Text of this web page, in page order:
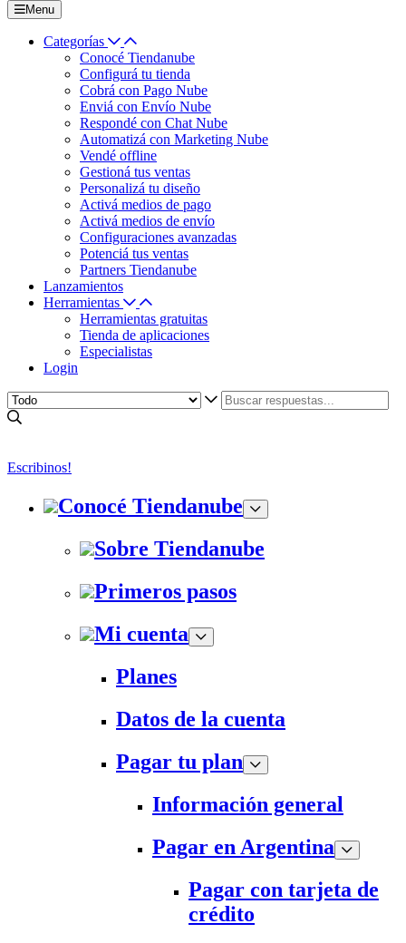
Menu
Categorías
Conocé Tiendanube
Configurá tu tienda
Cobrá con Pago Nube
Enviá con Envío Nube
Respondé con Chat Nube
Automatizá con Marketing Nube
Vendé offline
Gestioná tus ventas
Personalizá tu diseño
Activá medios de pago
Activá medios de envío
Configuraciones avanzadas
Potenciá tus ventas
Partners Tiendanube
Lanzamientos
Herramientas
Herramientas gratuitas
Tienda de aplicaciones
Especialistas
Login
Escribinos!
Conocé Tiendanube
Sobre Tiendanube
Primeros pasos
Mi cuenta
Planes
Datos de la cuenta
Pagar tu plan
Información general
Pagar en Argentina
Pagar con tarjeta de
crédito